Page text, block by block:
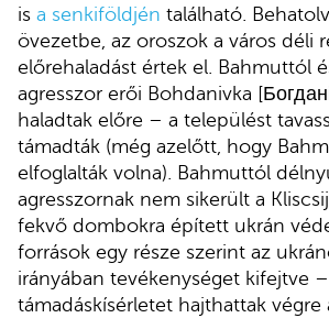
is a senkiföldjén található.
övezetbe, az oroszok a város déli
előrehaladást értek el. Bahmuttól
agresszor erői Bohdanivka
haladtak előre – a települést
támadták (még azelőtt, hogy
elfoglalták volna). Bahmuttól
agresszornak nem sikerült a
fekvő dombokra épített ukrán
források egy része szerint az
irányában tevékenységet kifejtve
támadáskísérletet hajthattak végre